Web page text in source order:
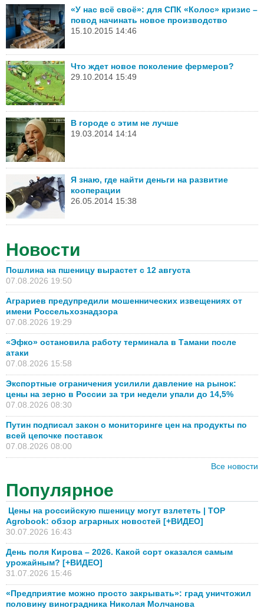
«У нас всё своё»: для СПК «Колос» кризис –
повод начинать новое производство
15.10.2015 14:46
Что ждет новое поколение фермеров?
29.10.2014 15:49
В городе с этим не лучше
19.03.2014 14:14
Я знаю, где найти деньги на развитие
кооперации
26.05.2014 15:38
Новости
Пошлина на пшеницу вырастет с 12 августа
07.08.2026 19:50
Аграриев предупредили мошеннических извещениях от
имени Россельхознадзора
07.08.2026 19:29
«Эфко» остановила работу терминала в Тамани после
атаки
07.08.2026 15:58
Экспортные ограничения усилили давление на рынок:
цены на зерно в России за три недели упали до 14,5%
07.08.2026 08:30
Путин подписал закон о мониторинге цен на продукты по
всей цепочке поставок
07.08.2026 08:00
Все новости
Популярное
Цены на российскую пшеницу могут взлететь | TOP
Agrobook: обзор аграрных новостей [+ВИДЕО]
30.07.2026 16:43
День поля Кирова – 2026. Какой сорт оказался самым
урожайным? [+ВИДЕО]
31.07.2026 15:46
«Предприятие можно просто закрывать»: град уничтожил
половину виноградника Николая Молчанова